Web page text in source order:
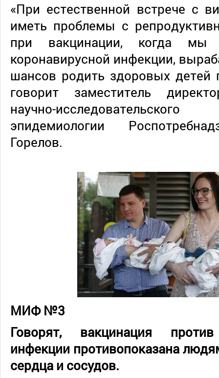
«При естественной встрече с
иметь проблемы с
при вакцинации, когда мы
коронавирусной инфекции,
шансов родить здоровых детей
говорит заместитель
научно-
эпидемиологии
Горелов.
МИФ №3
Говорят, вакцинация против
инфекции противопоказана
сердца и сосудов.